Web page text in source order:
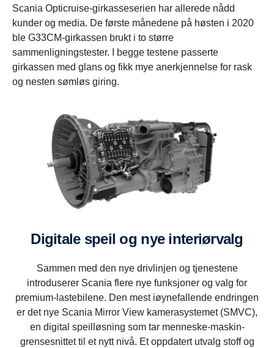
Scania Opticruise-girkasseserien har allerede nådd
kunder og media. De første månedene på høsten i 2020
ble G33CM-girkassen brukt i to større
sammenligningstester. I begge testene passerte
girkassen med glans og fikk mye anerkjennelse for rask
og nesten sømløs giring.
digitale speil og nye interiørvalg
Sammen med den nye drivlinjen og tjenestene
introduserer Scania flere nye funksjoner og valg for
premium-lastebilene. Den mest iøynefallende endringen
er det nye Scania Mirror View kamerasystemet (SMVC),
en digital speilløsning som tar menneske-maskin-
grensesnittet til et nytt nivå. Et oppdatert utvalg stoff og